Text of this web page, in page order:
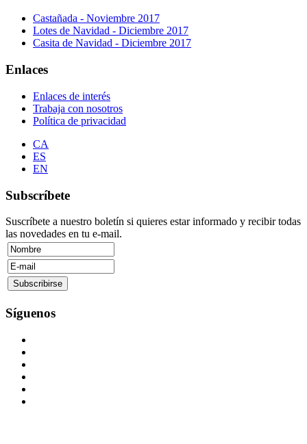
Castañada - Noviembre 2017
Lotes de Navidad - Diciembre 2017
Casita de Navidad - Diciembre 2017
Enlaces
Enlaces de interés
Trabaja con nosotros
Política de privacidad
CA
ES
EN
Subscríbete
Suscríbete a nuestro boletín si quieres estar informado y recibir todas
las novedades en tu e-mail.
Síguenos